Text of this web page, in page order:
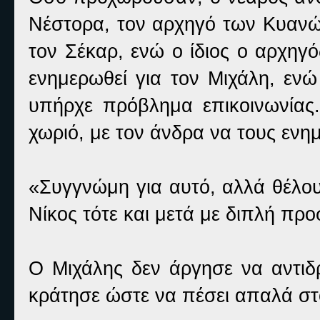
Νέστορα, τον αρχηγό των
τον Σέκαρ, ενώ ο ίδιος ο
ενημερωθεί για τον Μιχάλη,
υπήρχε πρόβλημα
χωριό, με τον άνδρα να τους
«Συγγνώμη για αυτό, αλλά
Νίκος τότε και μετά με διπλή
Ο Μιχάλης δεν άργησε να
κράτησε ώστε να πέσει απαλά